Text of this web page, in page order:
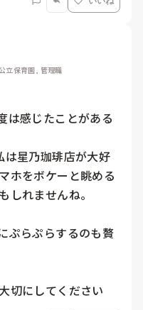
立保育園, 管理職
は感じたことがある
は星乃珈琲店が大好
ホをボケーと眺める
しれませんね。
ぷらぷらするのも贅
切にしてください